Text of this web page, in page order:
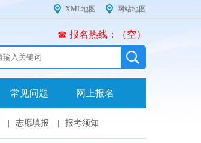
网站地图
XML地图
☎ 报名热线：（空）
常见问题 网上报名
志愿填报 报考须知